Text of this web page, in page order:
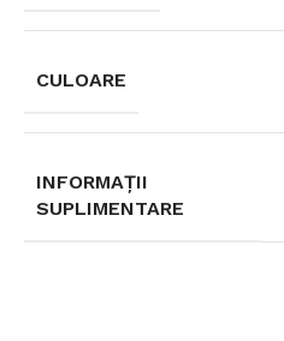
CULOARE
INFORMAȚII
SUPLIMENTARE